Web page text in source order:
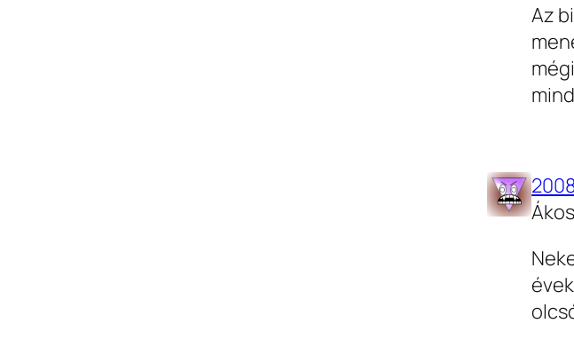
Az
Ákos